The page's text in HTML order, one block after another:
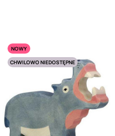
NOWY
CHWILOWO NIEDOSTĘPNE